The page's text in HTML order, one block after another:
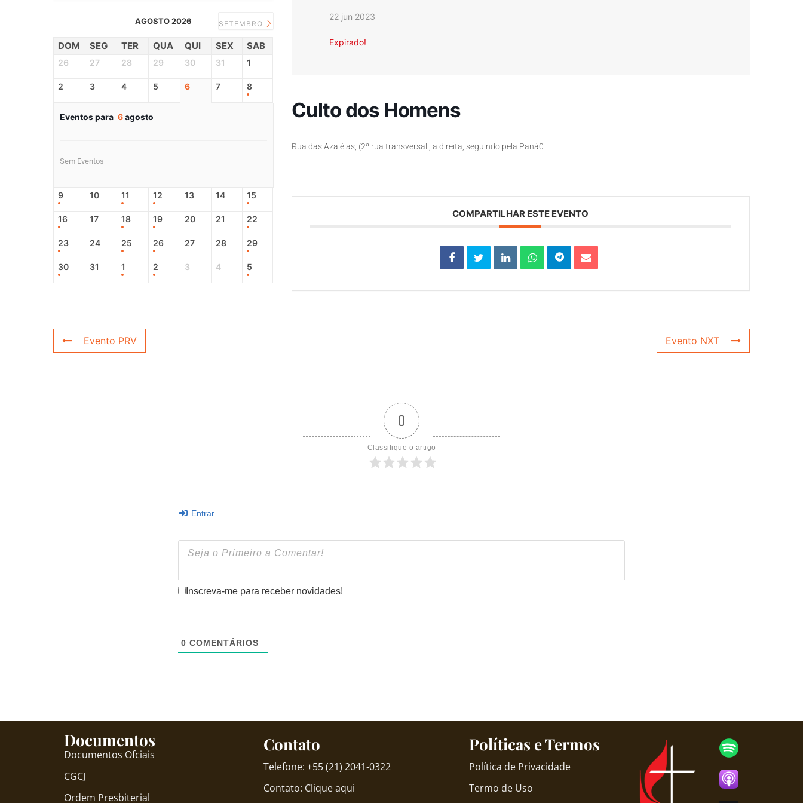
AGOSTO 2026 SETEMBRO
DOM SEG TER QUA QUI SEX SAB
26 27 28 29 30 31 1
2 3 4 5 6 7 8
Eventos para 6agosto
Sem Eventos
9 10 11 12 13 14 15
16 17 18 19 20 21 22
23 24 25 26 27 28 29
30 31 1 2 3 4 5
22 jun 2023
Expirado!
Culto dos Homens
Rua das Azaléias, (2ª rua transversal , a direita, seguindo pela Paná0
COMPARTILHAR ESTE EVENTO
Evento PRV Evento NXT
0
Classifique o artigo
Entrar
Inscreva-me para receber novidades!
0 COMENTÁRIOS
Documentos
Documentos Ofciais
CGCJ
Ordem Presbiterial
Contato
Telefone: +55 (21) 2041-0322
Contato: Clique aqui
Políticas e Termos
Política de Privacidade
Termo de Uso